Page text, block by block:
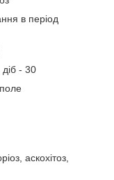
в період
- 30
аскохітоз,